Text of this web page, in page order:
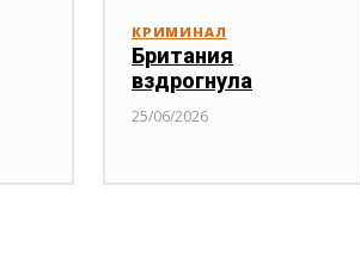
КРИМИНАЛ
Британия
вздрогнула
25/06/2026